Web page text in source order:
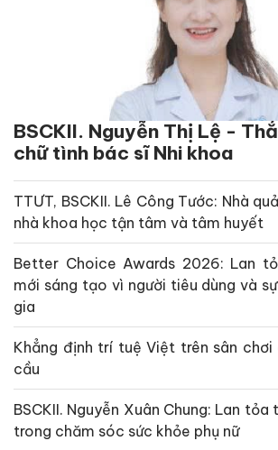
BSCKII. Nguyễn Thị Lệ -
chữ tình bác sĩ Nhi khoa
TTƯT, BSCKII. Lê Công Tước: Nhà
nhà khoa học tận tâm và tâm huyết
Better Choice Awards 2026: Lan
mới sáng tạo vì người tiêu dùng và
gia
Khẳng định trí tuệ Việt trên sân
cầu
BSCKII. Nguyễn Xuân Chung: Lan
trong chăm sóc sức khỏe phụ nữ